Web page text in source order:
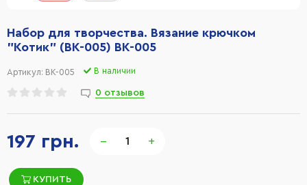
197 грн. − +
КУПИТЬ
Набор для творчества. Вязание крючком
"Котик" (ВК-005) BK-005
Артикул: BK-005 В наличии
0 отзывов